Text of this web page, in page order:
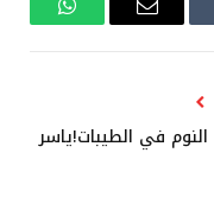
البريد
واتساب
في الطيبات!ياسر